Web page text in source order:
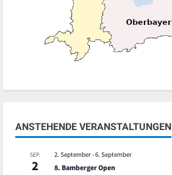
ANSTEHENDE VERANSTALTUNGEN
SEP.
2
2. September-6. September
8. Bamberger Open